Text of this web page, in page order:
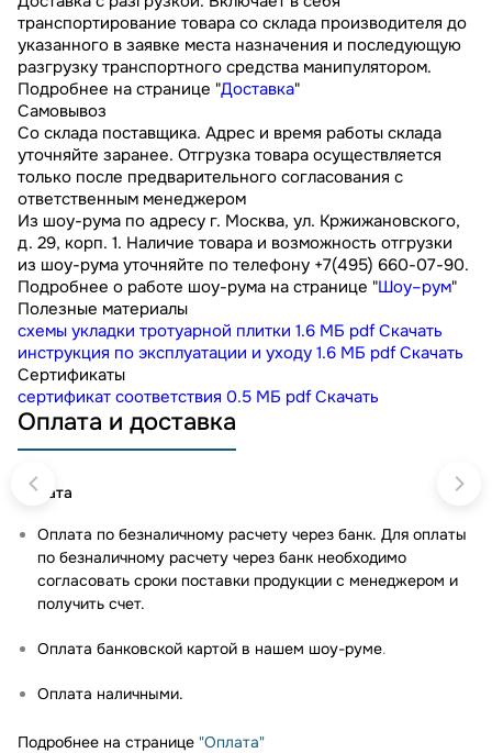
транспортирование товара со склада производителя до
указанного в заявке места назначения и последующую
разгрузку транспортного средства манипулятором.
Подробнее на странице "Доставка"
Самовывоз
Со склада поставщика. Адрес и время работы склада
уточняйте заранее. Отгрузка товара осуществляется
только после предварительного согласования с
ответственным менеджером
Из шоу-рума по адресу г. Москва, ул. Кржижановского,
д. 29, корп. 1. Наличие товара и возможность отгрузки
из шоу-рума уточняйте по телефону +7(495) 660-07-90.
Подробнее о работе шоу-рума на странице "Шоу–рум"
Полезные материалы
схемы укладки тротуарной плитки 1.6 МБ pdf Скачать
инструкция по эксплуатации и уходу 1.6 МБ pdf Скачать
Сертификаты
сертификат соответствия 0.5 МБ pdf Скачать
Оплата и доставка
Оплата
Оплата по безналичному расчету через банк. Для оплаты
по безналичному расчету через банк необходимо
согласовать сроки поставки продукции с менеджером и
получить счет.
Оплата банковской картой в нашем шоу-руме.
Оплата наличными.
Подробнее на странице "Оплата"